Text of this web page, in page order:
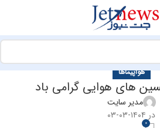
هواپیماها
های هوایی گرامی باد
مدیر سایت
در ۱۴۰۴-۰۳-۰۳
0